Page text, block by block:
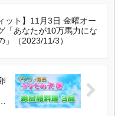
ット】11月3日 金曜オー
「あなたが10万馬力にな
」（2023/11/3）